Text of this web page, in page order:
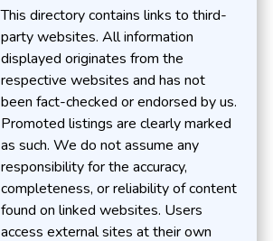
This directory contains links to third-
party websites. All information
displayed originates from the
respective websites and has not
been fact-checked or endorsed by us.
Promoted listings are clearly marked
as such. We do not assume any
responsibility for the accuracy,
completeness, or reliability of content
found on linked websites. Users
access external sites at their own